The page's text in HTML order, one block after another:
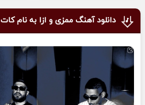
دانلود آهنگ ممزی و ازا به نام کات